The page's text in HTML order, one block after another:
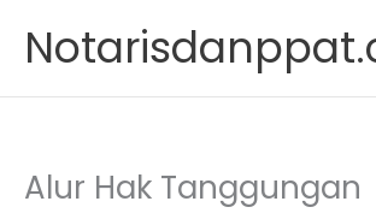
content
Alur Hak Tanggungan